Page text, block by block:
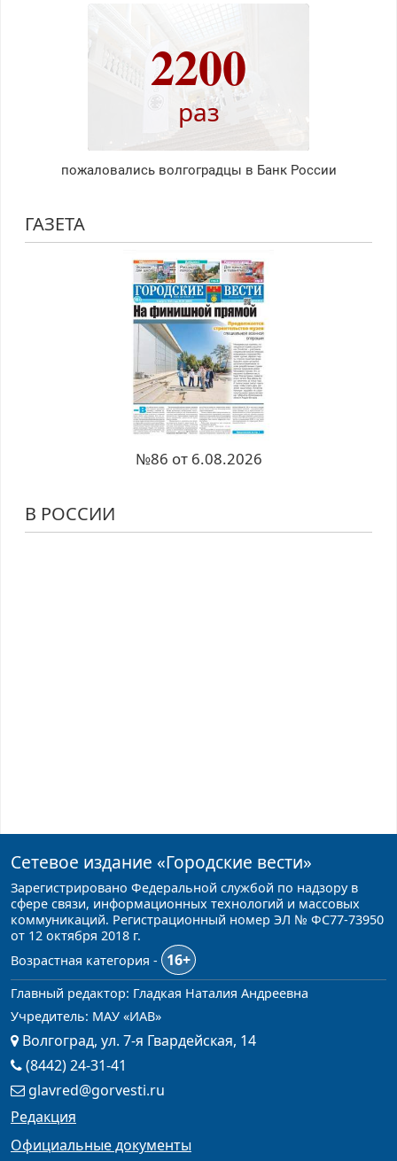
2200
раз
пожаловались волгоградцы в Банк России
ГАЗЕТА
№86 от 6.08.2026
В РОССИИ
Сетевое издание «Городские вести»
Зарегистрировано Федеральной службой по надзору в
сфере связи, информационных технологий и массовых
коммуникаций. Регистрационный номер ЭЛ № ФС77-73950
от 12 октября 2018 г.
Возрастная категория -
16+
Главный редактор: Гладкая Наталия Андреевна
Учредитель: МАУ «ИАВ»
Волгоград, ул. 7-я Гвардейская, 14
(8442) 24-31-41
glavred@gorvesti.ru
Редакция
Официальные документы